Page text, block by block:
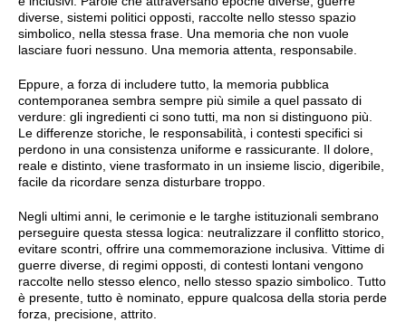
diverse, sistemi politici opposti, raccolte nello stesso spazio
simbolico, nella stessa frase. Una memoria che non vuole
lasciare fuori nessuno. Una memoria attenta, responsabile.
Eppure, a forza di includere tutto, la memoria pubblica
contemporanea sembra sempre più simile a quel passato di
verdure: gli ingredienti ci sono tutti, ma non si distinguono più.
Le differenze storiche, le responsabilità, i contesti specifici si
perdono in una consistenza uniforme e rassicurante. Il dolore,
reale e distinto, viene trasformato in un insieme liscio, digeribile,
facile da ricordare senza disturbare troppo.
Negli ultimi anni, le cerimonie e le targhe istituzionali sembrano
perseguire questa stessa logica: neutralizzare il conflitto storico,
evitare scontri, offrire una commemorazione inclusiva. Vittime di
guerre diverse, di regimi opposti, di contesti lontani vengono
raccolte nello stesso elenco, nello stesso spazio simbolico. Tutto
è presente, tutto è nominato, eppure qualcosa della storia perde
forza, precisione, attrito.